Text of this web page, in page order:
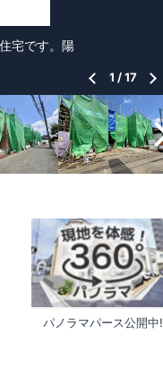
宅です。陽
1 /17
パノラマパース公開中!